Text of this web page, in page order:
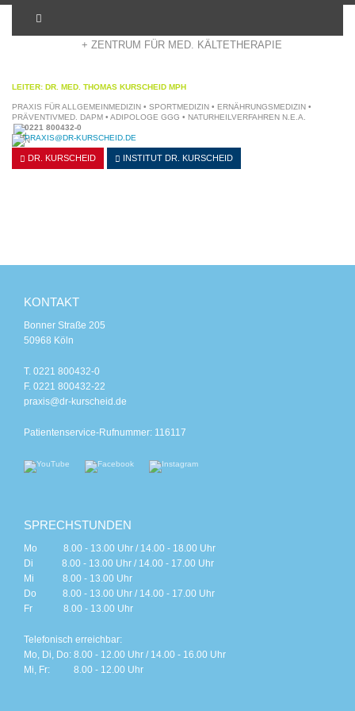
+ ZENTRUM FÜR MED. KÄLTETHERAPIE
LEITER: DR. MED. THOMAS KURSCHEID MPH
PRAXIS FÜR ALLGEMEINMEDIZIN • SPORTMEDIZIN • ERNÄHRUNGSMEDIZIN •
PRÄVENTIVMED. DAPM • ADIPOLOGE GGG • NATURHEILVERFAHREN N.E.A.
0221 800432-0
PRAXIS@DR-KURSCHEID.DE
DR. KURSCHEID INSTITUT DR. KURSCHEID
KONTAKT
Bonner Straße 205
50968 Köln
T. 0221 800432-0
F. 0221 800432-22
praxis@dr-kurscheid.de
Patientenservice-Rufnummer: 116117
SPRECHSTUNDEN
Mo 8.00 - 13.00 Uhr / 14.00 - 18.00 Uhr
Di 8.00 - 13.00 Uhr / 14.00 - 17.00 Uhr
Mi 8.00 - 13.00 Uhr
Do 8.00 - 13.00 Uhr / 14.00 - 17.00 Uhr
Fr 8.00 - 13.00 Uhr
Telefonisch erreichbar:
Mo, Di, Do: 8.00 - 12.00 Uhr / 14.00 - 16.00 Uhr
Mi, Fr: 8.00 - 12.00 Uhr